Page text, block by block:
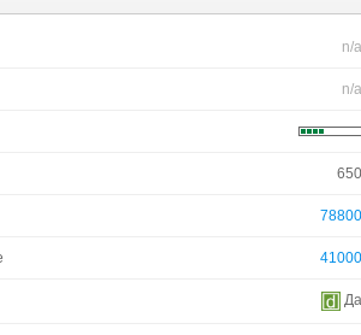
n/a
n/a
650
78800
41000
Да